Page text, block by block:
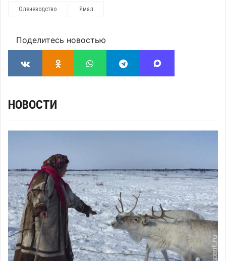
Оленеводство Ямал
Поделитесь новостью
НОВОСТИ